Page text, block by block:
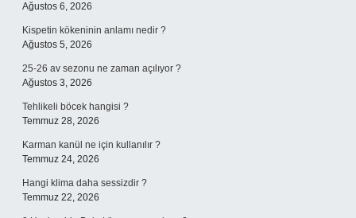
Ağustos 6, 2026
Kispetin kökeninin anlamı nedir ?
Ağustos 5, 2026
25-26 av sezonu ne zaman açılıyor ?
Ağustos 3, 2026
Tehlikeli böcek hangisi ?
Temmuz 28, 2026
Karman kanül ne için kullanılır ?
Temmuz 24, 2026
Hangi klima daha sessizdir ?
Temmuz 22, 2026